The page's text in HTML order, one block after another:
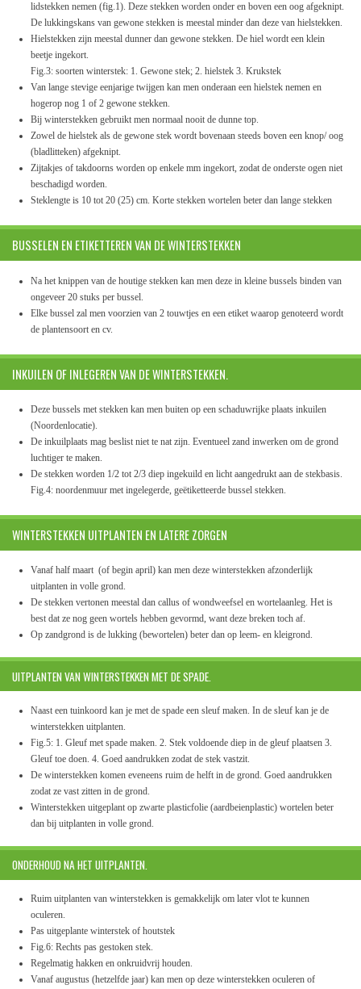
lidstekken nemen (fig.1). Deze stekken worden onder en boven een oog afgeknipt.
De lukkingskans van gewone stekken is meestal minder dan deze van hielstekken.
Hielstekken zijn meestal dunner dan gewone stekken. De hiel wordt een klein
beetje ingekort.
Fig.3: soorten winterstek: 1. Gewone stek; 2. hielstek 3. Krukstek
Van lange stevige eenjarige twijgen kan men onderaan een hielstek nemen en
hogerop nog 1 of 2 gewone stekken.
Bij winterstekken gebruikt men normaal nooit de dunne top.
Zowel de hielstek als de gewone stek wordt bovenaan steeds boven een knop/ oog
(bladlitteken) afgeknipt.
Zijtakjes of takdoorns worden op enkele mm ingekort, zodat de onderste ogen niet
beschadigd worden.
Steklengte is 10 tot 20 (25) cm. Korte stekken wortelen beter dan lange stekken
BUSSELEN EN ETIKETTEREN VAN DE WINTERSTEKKEN
Na het knippen van de houtige stekken kan men deze in kleine bussels binden van
ongeveer 20 stuks per bussel.
Elke bussel zal men voorzien van 2 touwtjes en een etiket waarop genoteerd wordt
de plantensoort en cv.
INKUILEN OF INLEGEREN VAN DE WINTERSTEKKEN.
Deze bussels met stekken kan men buiten op een schaduwrijke plaats inkuilen
(Noordenlocatie).
De inkuilplaats mag beslist niet te nat zijn. Eventueel zand inwerken om de grond
luchtiger te maken.
De stekken worden 1/2 tot 2/3 diep ingekuild en licht aangedrukt aan de stekbasis.
Fig.4: noordenmuur met ingelegerde, geëtiketteerde bussel stekken.
WINTERSTEKKEN UITPLANTEN EN LATERE ZORGEN
Vanaf half maart (of begin april) kan men deze winterstekken afzonderlijk
uitplanten in volle grond.
De stekken vertonen meestal dan callus of wondweefsel en wortelaanleg. Het is
best dat ze nog geen wortels hebben gevormd, want deze breken toch af.
Op zandgrond is de lukking (bewortelen) beter dan op leem- en kleigrond.
UITPLANTEN VAN WINTERSTEKKEN MET DE SPADE.
Naast een tuinkoord kan je met de spade een sleuf maken. In de sleuf kan je de
winterstekken uitplanten.
Fig.5: 1. Gleuf met spade maken. 2. Stek voldoende diep in de gleuf plaatsen 3.
Gleuf toe doen. 4. Goed aandrukken zodat de stek vastzit.
De winterstekken komen eveneens ruim de helft in de grond. Goed aandrukken
zodat ze vast zitten in de grond.
Winterstekken uitgeplant op zwarte plasticfolie (aardbeienplastic) wortelen beter
dan bij uitplanten in volle grond.
ONDERHOUD NA HET UITPLANTEN.
Ruim uitplanten van winterstekken is gemakkelijk om later vlot te kunnen
oculeren.
Pas uitgeplante winterstek of houtstek
Fig.6: Rechts pas gestoken stek.
Regelmatig hakken en onkruidvrij houden.
Vanaf augustus (hetzelfde jaar) kan men op deze winterstekken oculeren of